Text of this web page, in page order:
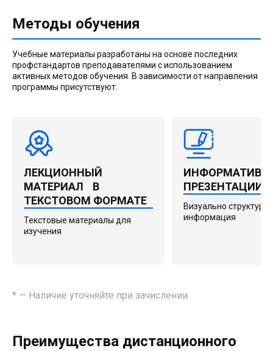
Методы обучения
Учебные материалы разработаны на основе последних
профстандартов преподавателями с использованием
активных методов обучения. В зависимости от направления
программы присутствуют:
ЛЕКЦИОННЫЙ
МАТЕРИАЛ В
ТЕКСТОВОМ ФОРМАТЕ
Текстовые материалы для
изучения
ПРЕЗЕНТАЦИИ
Визуально
информация
* — Наличие уточняйте при зачислении
Преимущества дистанционного